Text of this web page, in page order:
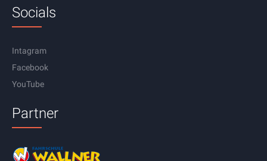
Socials
Intagram
Facebook
YouTube
Partner